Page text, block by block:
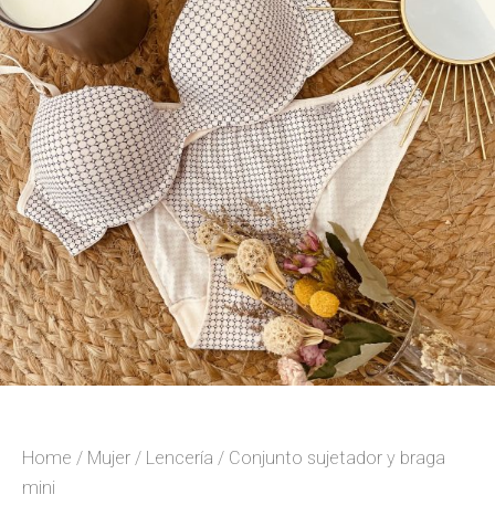
Home / Mujer / Lencería / Conjunto sujetador y braga
mini